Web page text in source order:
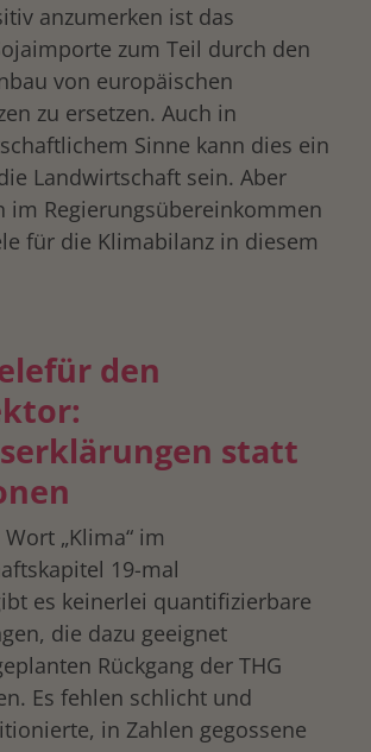
anzumerken ist das
zum Teil durch den
von europäischen
zu ersetzen. Auch in
Sinne kann dies ein
Landwirtschaft sein. Aber
im Regierungsübereinkommen
für die Klimabilanz in diesem
den
statt
„Klima“ im
19-mal
es keinerlei quantifizierbare
die dazu geeignet
Rückgang der THG
Es fehlen schlicht und
in Zahlen gegossene